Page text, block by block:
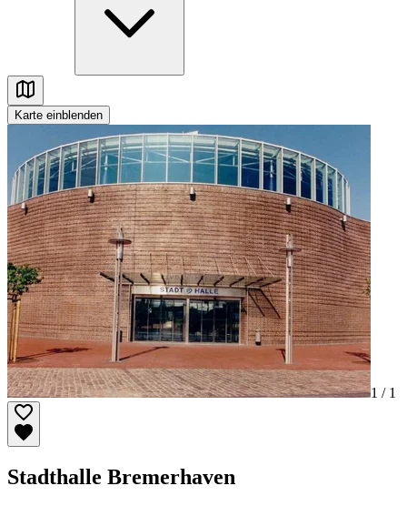
Karte einblenden
1 / 1
Stadthalle Bremerhaven